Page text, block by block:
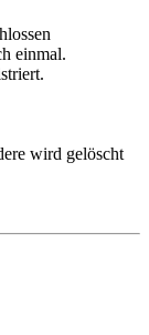
einmal.
wird gelöscht